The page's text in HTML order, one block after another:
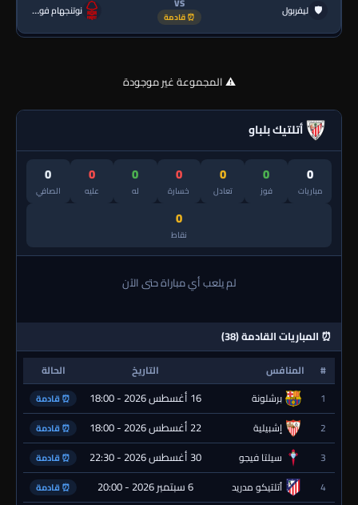
🛡 ليفربول ⏰ قادمة نوتنجهام فورست
⚠️ المجموعة غير موجودة
أتلتيك بلباو
0
مباريات
0
فوز
0
تعادل
0
خسارة
0
له
0
عليه
0
الصافي
0
نقاط
لم يلعب أي مباراة حتى الآن
⏰ المباريات القادمة (38)
# المنافس التاريخ
الحالة
1
برشلونة 16 أغسطس 2026 - 18:00 ⏰ قادمة
2 إشبيلية 22 أغسطس 2026 - 18:00 ⏰ قادمة
3 سيلتا فيجو 30 أغسطس 2026 - 22:30 ⏰ قادمة
4 أتلتيكو مدريد 6 سبتمبر 2026 - 20:00 ⏰ قادمة